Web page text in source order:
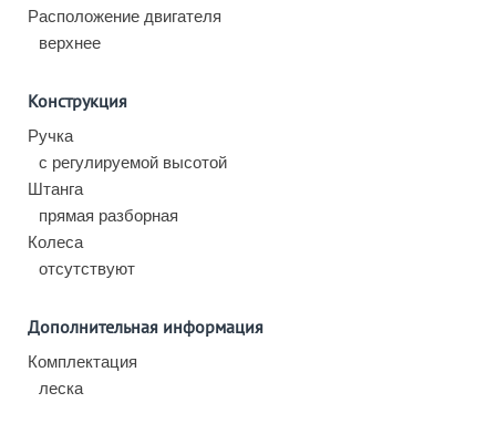
Расположение двигателя
верхнее
Конструкция
Ручка
с регулируемой высотой
Штанга
прямая разборная
Колеса
отсутствуют
Дополнительная информация
Комплектация
леска